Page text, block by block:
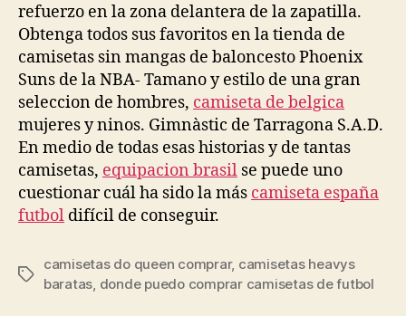
refuerzo en la zona delantera de la zapatilla.
Obtenga todos sus favoritos en la tienda de
camisetas sin mangas de baloncesto Phoenix
Suns de la NBA- Tamano y estilo de una gran
seleccion de hombres, camiseta de belgica
mujeres y ninos. Gimnàstic de Tarragona S.A.D.
En medio de todas esas historias y de tantas
camisetas, equipacion brasil se puede uno
cuestionar cuál ha sido la más camiseta españa
futbol difícil de conseguir.
Etiquetas
camisetas do queen comprar, camisetas heavys
baratas donde puedo comprar camisetas de futbol